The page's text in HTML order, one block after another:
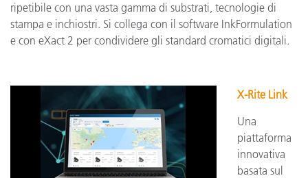
ripetibile con una vasta gamma di substrati, tecnologie di
stampa e inchiostri. Si collega con il software InkFormulation
e con eXact 2 per condividere gli standard cromatici digitali.
X-Rite Link
Una
piattaforma
innovativa
basata sul